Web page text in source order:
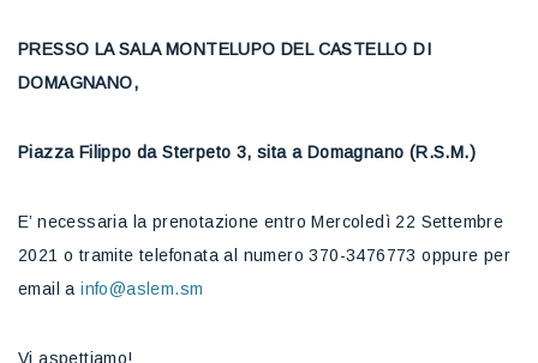
PRESSO LA SALA MONTELUPO DEL CASTELLO DI
DOMAGNANO,
Piazza Filippo da Sterpeto 3, sita a Domagnano (R.S.M.)
E’ necessaria la prenotazione entro Mercoledì 22 Settembre
2021 o tramite telefonata al numero 370-3476773 oppure per
email ainfo@aslem.sm
Vi aspettiamo!